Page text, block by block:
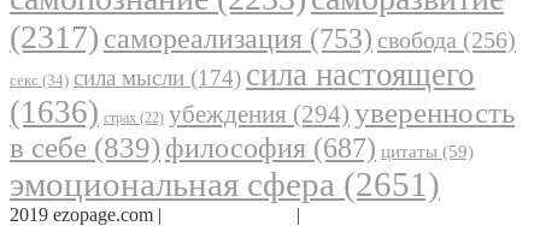
(2317) самореализация (753) свобода (256)
секс (34) сила мысли (174) сила настоящего
(1636) страх (22) убеждения (294) уверенность
в себе (839) философия (687) цитаты (59)
эмоциональная сфера (2651)
2019 ezopage.com | |